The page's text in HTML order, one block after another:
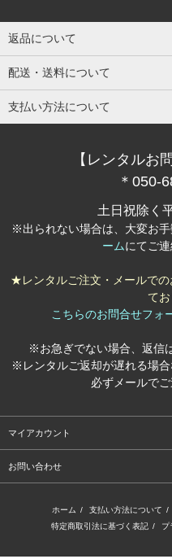
返品について
配送・送料について
支払い方法について
【レンタルお
＊050-
土日祝除く
※出られない場合は、大変お
ームにてご連
★レンタルご注文・メールで
てお
こちらのお問合せフォ
※お急ぎでない場合、返信
※レンタルご返却が遅れる場
必ずメールでご
マイアカウント
お問い合わせ
ホーム / 支払い方法について /
特定商取引法に基づく表記 / プ